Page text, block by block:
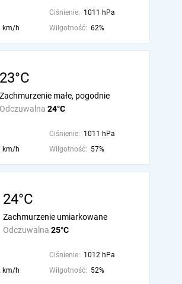
Ciśnienie: 1011 hPa
km/h Wilgotność: 62%
23°C
Odczuwalna 24°C
Zachmurzenie małe, pogodnie
Ciśnienie: 1011 hPa
km/h Wilgotność: 57%
24°C
Odczuwalna 25°C
Zachmurzenie umiarkowane
Ciśnienie: 1012 hPa
km/h Wilgotność: 52%